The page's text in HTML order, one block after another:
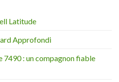
Latitude
Approfondi
7490 : un compagnon fiable